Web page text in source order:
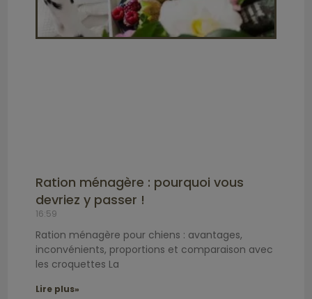
Ration ménagère : pourquoi vous
devriez y passer !
16:59
Ration ménagère pour chiens : avantages,
inconvénients, proportions et comparaison avec
les croquettes La
Lire plus»